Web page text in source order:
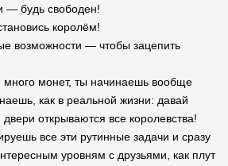
— будь свободен!
королём!
возможности — чтобы зацепить
много монет, ты начинаешь вообще
как в реальной жизни: давай
открываются все королевства!
все эти рутинные задачи и сразу
уровням с друзьями, как плут